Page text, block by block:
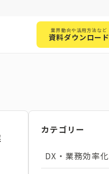
業界動向や活用方法など
資料ダウンロード
カテゴリー
DX・業務効率化